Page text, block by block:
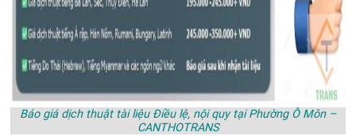
Báo giá dịch thuật tài liệu Điều lệ, nội quy tại Phường Ô Môn –
CANTHOTRANS